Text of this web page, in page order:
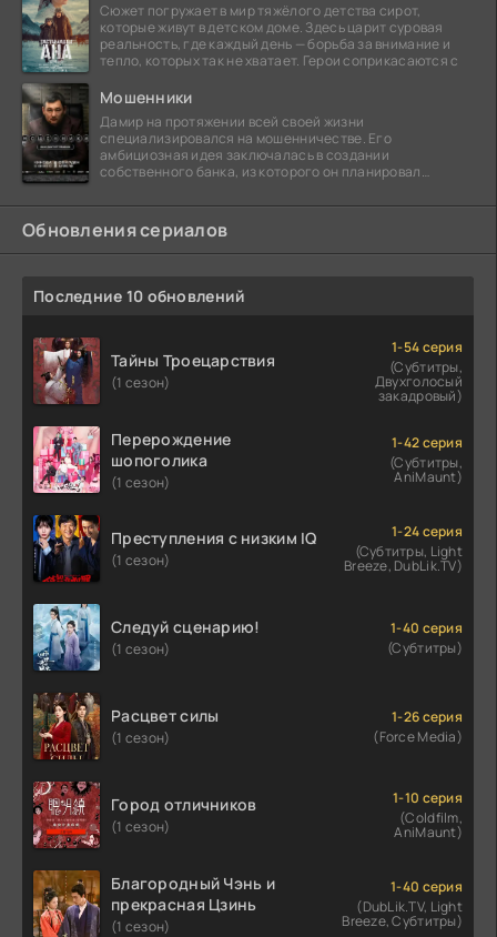
Сюжет погружает в мир тяжёлого детства сирот,
которые живут в детском доме. Здесь царит суровая
реальность, где каждый день — борьба за внимание и
тепло, которых так не хватает. Герои соприкасаются с
Мошенники
Дамир на протяжении всей своей жизни
специализировался на мошенничестве. Его
амбициозная идея заключалась в создании
собственного банка, из которого он планировал
Обновления сериалов
Последние 10 обновлений
Тайны Троецарствия
(1 сезон)
1-54 серия
(Субтитры,
Двухголосый
закадровый)
Перерождение
шопоголика
(1 сезон)
1-42 серия
(Субтитры,
AniMaunt)
Преступления с низким IQ
(1 сезон)
1-24 серия
(Субтитры, Light
Breeze, DubLik.TV)
Следуй сценарию!
(1 сезон)
1-40 серия
(Субтитры)
Расцвет силы
(1 сезон)
1-26 серия
(Force Media)
Город отличников
(1 сезон)
1-10 серия
(Coldfilm,
AniMaunt)
Благородный Чэнь и
прекрасная Цзинь
(1 сезон)
1-40 серия
(DubLik.TV, Light
Breeze, Субтитры)